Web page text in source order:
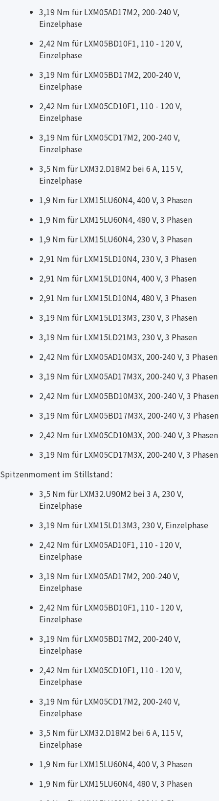
3,19 Nm für LXM05AD17M2, 200-240 V,
Einzelphase
2,42 Nm für LXM05BD10F1, 110 - 120 V,
Einzelphase
3,19 Nm für LXM05BD17M2, 200-240 V,
Einzelphase
2,42 Nm für LXM05CD10F1, 110 - 120 V,
Einzelphase
3,19 Nm für LXM05CD17M2, 200-240 V,
Einzelphase
3,5 Nm für LXM32.D18M2 bei 6 A, 115 V,
Einzelphase
1,9 Nm für LXM15LU60N4, 400 V, 3 Phasen
1,9 Nm für LXM15LU60N4, 480 V, 3 Phasen
1,9 Nm für LXM15LU60N4, 230 V, 3 Phasen
2,91 Nm für LXM15LD10N4, 230 V, 3 Phasen
2,91 Nm für LXM15LD10N4, 400 V, 3 Phasen
2,91 Nm für LXM15LD10N4, 480 V, 3 Phasen
3,19 Nm für LXM15LD13M3, 230 V, 3 Phasen
3,19 Nm für LXM15LD21M3, 230 V, 3 Phasen
2,42 Nm für LXM05AD10M3X, 200-240 V, 3 Phasen
3,19 Nm für LXM05AD17M3X, 200-240 V, 3 Phasen
2,42 Nm für LXM05BD10M3X, 200-240 V, 3 Phasen
3,19 Nm für LXM05BD17M3X, 200-240 V, 3 Phasen
2,42 Nm für LXM05CD10M3X, 200-240 V, 3 Phasen
3,19 Nm für LXM05CD17M3X, 200-240 V, 3 Phasen
Spitzenmoment im Stillstand：
3,5 Nm für LXM32.U90M2 bei 3 A, 230 V,
Einzelphase
3,19 Nm für LXM15LD13M3, 230 V, Einzelphase
2,42 Nm für LXM05AD10F1, 110 - 120 V,
Einzelphase
3,19 Nm für LXM05AD17M2, 200-240 V,
Einzelphase
2,42 Nm für LXM05BD10F1, 110 - 120 V,
Einzelphase
3,19 Nm für LXM05BD17M2, 200-240 V,
Einzelphase
2,42 Nm für LXM05CD10F1, 110 - 120 V,
Einzelphase
3,19 Nm für LXM05CD17M2, 200-240 V,
Einzelphase
3,5 Nm für LXM32.D18M2 bei 6 A, 115 V,
Einzelphase
1,9 Nm für LXM15LU60N4, 400 V, 3 Phasen
1,9 Nm für LXM15LU60N4, 480 V, 3 Phasen